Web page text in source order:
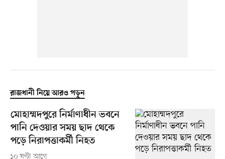
রাজধানী নিয়ে আরও পড়ুন
মোহাম্মদপুরে নির্মাণাধীন ভবনে
পানি দেওয়ার সময় ছাদ থেকে
পড়ে নিরাপত্তাকর্মী নিহত
১০ ঘণ্টা আগে